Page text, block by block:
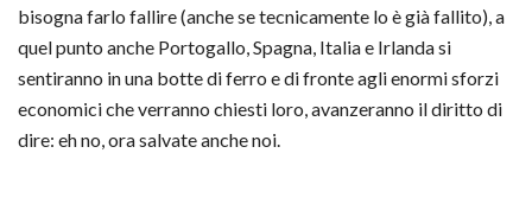
bisogna farlo fallire (anche se tecnicamente lo è già fallito), a
quel punto anche Portogallo, Spagna, Italia e Irlanda si
sentiranno in una botte di ferro e di fronte agli enormi sforzi
economici che verranno chiesti loro, avanzeranno il diritto di
dire: eh no, ora salvate anche noi.